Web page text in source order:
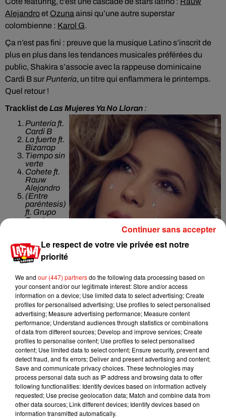
Alejandroet Ozuna ainsi qu’une autre superstar
colombienne : Karol G.
Ça n’est pas fini : preuve que la musique Latino s’inscrit de
plus en plus dans les tendances musicales préférées du
public, Shakira s’associe avec la rappeuse dominicaine
Cardi B sur Puntería, un titre qui enflammera le printemps.
Quel retour !
Tracklist deLas Mujeres Ya No Lloran :
Puntería ft.
Cardi B
La fuerte ft.
Bizarrap
Tiempo sin
verte
Cohete ft.
Rauw
Alejandro
(Entre
paréntesis)
ft. Grupo
Frontera
cuándo
Nassau
Última
Rauw Alejandro
Monotonía ft.Ozuna
Shakira: Bzrp Music Sessions, Vol. 53 ft.Bizarrap
TQG ft.Karol G
Acróstico
Copa vacía ft.Manuel Turizo
El jefe ft.Fuerza Regida
Bzrp Music Sessions, Vol. 53 (Tiësto remix) ft.Bizarrap
Cet élément est masqué compte-tenu du refus du
dépôt de cookies que vous avez exprimé. Si vous
souhaitez l'afficher, merci de nous donner votre accord
en cliquant sur le bouton ci-dessous.
Le respect de votre vie privée est notre
priorité
We and our (447) partnersdo the following data processing based on
your consent and/or our legitimate interest: Store and/or access
information on a device; Use limited data to select advertising; Create
profiles for personalised advertising; Use profiles to select personalised
advertising; Measure advertising performance; Measure content
performance; Understand audiences through statistics or combinations
of data from different sources; Develop and improve services; Create
profiles to personalise content; Use profiles to select personalised
content; Use limited data to select content; Ensure security, prevent and
detect fraud, and fix errors; Deliver and present advertising and content;
Save and communicate privacy choices. These technologies may
process personal data such as IP address and browsing data to offer
following functionalities: Identify devices based on information actively
requested; Use precise geolocation data; Match and combine data from
other data sources; Link different devices; Identify devices based on
information transmitted automatically.
Continuer sans accepter